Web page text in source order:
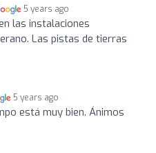
5 years ago
las instalaciones
Las pistas de tierras
5 years ago
está muy bien. Ánimos